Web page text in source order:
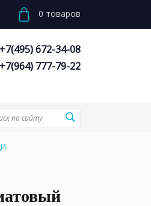
0 товаров
+7(495) 672-34-08
+7(964) 777-79-22